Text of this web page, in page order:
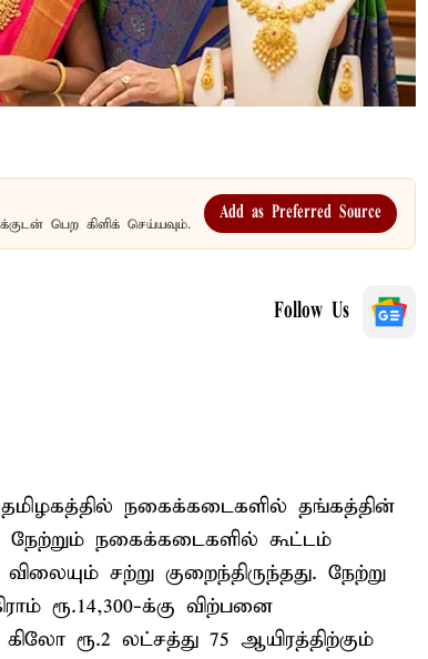
பெற கிளிக் செய்யவும்.
Add as Preferred Source
Follow Us
நகைக்கடைகளில் தங்கத்தின்
நகைக்கடைகளில் கூட்டம்
சற்று குறைந்திருந்தது. நேற்று
ரூ.14,300-க்கு விற்பனை
ரூ.2 லட்சத்து 75 ஆயிரத்திற்கும்